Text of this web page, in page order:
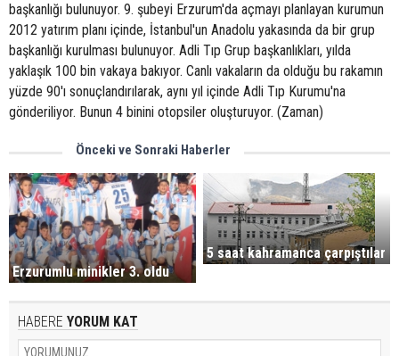
başkanlığı bulunuyor. 9. şubeyi Erzurum'da açmayı planlayan kurumun
2012 yatırım planı içinde, İstanbul'un Anadolu yakasında da bir grup
başkanlığı kurulması bulunuyor. Adli Tıp Grup başkanlıkları, yılda
yaklaşık 100 bin vakaya bakıyor. Canlı vakaların da olduğu bu rakamın
yüzde 90'ı sonuçlandırılarak, aynı yıl içinde Adli Tıp Kurumu'na
gönderiliyor. Bunun 4 binini otopsiler oluşturuyor. (Zaman)
Önceki ve Sonraki Haberler
Erzurumlu minikler 3. oldu
5 saat kahramanca çarpıştılar
HABERE YORUM KAT